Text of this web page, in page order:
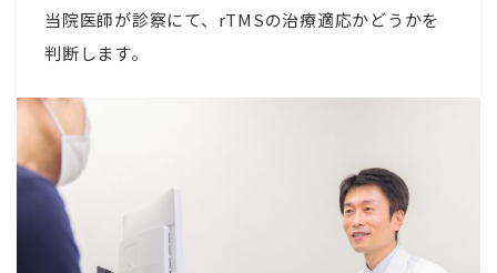
当院医師が診察にて、rTMSの治療適応かどうかを
判断します。